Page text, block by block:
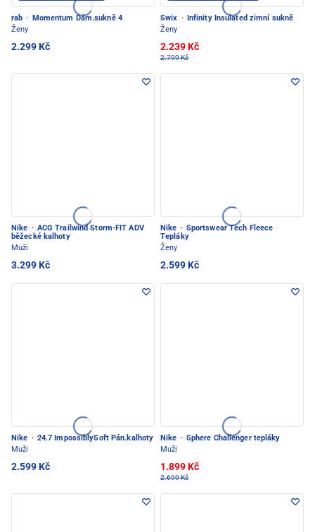
rab ·
Momentum Dám.sukně 4
Ženy
2.299 Kč
Swix ·
Infinity Insulated zimní sukně
Ženy
2.239 Kč
2.799 Kč
Nike · ACG Trailwind Storm-FIT ADV
běžecké kalhoty
Muži
3.299 Kč
Nike · Sportswear Tech Fleece
Tepláky
Ženy
2.599 Kč
Nike · 24.7 ImpossiblySoft Pán.kalhoty
Muži
2.599 Kč
Nike · Sphere Challenger tepláky
Muži
1.899 Kč
2.699 Kč